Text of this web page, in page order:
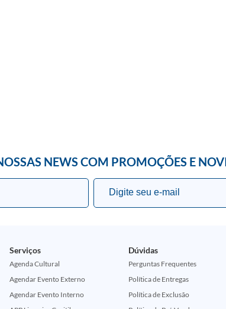
NEWS COM PROMOÇÕES E
Serviços
Agenda Cultural
Agendar Evento Externo
Agendar Evento Interno
Dúvidas
Perguntas Frequentes
Política de Entregas
Política de Exclusão